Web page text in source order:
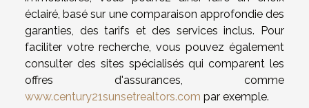
éclairé, basé sur une comparaison approfondie des
garanties, des tarifs et des services inclus. Pour
faciliter votre recherche, vous pouvez également
consulter des sites spécialisés qui comparent les
offres d'assurances, comme
www.century21sunsetrealtors.com par exemple.